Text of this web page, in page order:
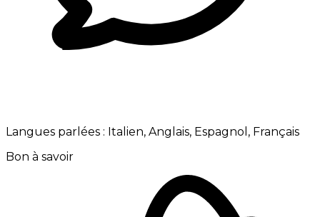
Langues parlées : Italien, Anglais, Espagnol, Français
Bon à savoir